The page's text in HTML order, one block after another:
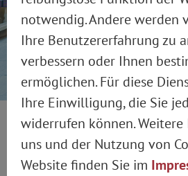
21. Februar 2025
Oberland Quintett
notwendig. Andere werden
Ihre Benutzererfahrung zu
verbessern oder Ihnen
ermöglichen. Für diese
Ihre Einwilligung, die Sie
widerrufen können.
uns und der Nutzung von
Website finden Sie im